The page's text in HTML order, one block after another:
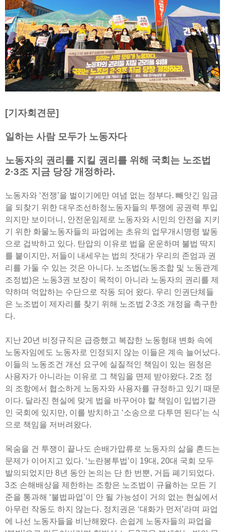
[기자회견문]
일하는 사람 모두가 노동자다
노동자의 권리를 지킬 권리를 위해 국회는 노조법
2·3조 지금 당장 개정하라.
노동자와 ‘전쟁’을 벌이기에만 여념 없는 정부다. 빼앗긴 임금
을 되찾기 위한 대우조선하청노동자들의 투쟁에 공권력 투입
의지만 보이더니, 안전운임제로 노동자와 시민의 안전을 지키
기 위한 화물노동자들의 파업에는 초유의 업무개시명령 발동
으로 겁박하고 있다. 탄압의 이유로 법을 운운하며 불법 딱지
를 붙이지만, 저들이 내세우는 법의 잣대가 우리의 존엄과 권
리를 가둘 수 있는 것은 아니다. 노조법(노동조합 및 노동관계
조정법)은 노동3권 보장이 목적이 아니라 노동자의 권리를 제
약하며 억압하는 수단으로 작동 되어 왔다. 우리 인권단체들
은 노조법이 제자리를 찾기 위해 노조법 2·3조 개정을 촉구한
다.
지난 20년 비정규직은 급증했고 복잡한 노동형태 변화 속에
노동자임에도 노동자로 인정되지 않는 이들은 계속 늘어났다.
이들의 노동조건 개선 요구에 실질적인 책임이 있는 원청은
사용자가 아니라는 이유로 그 책임을 면제 받아왔다. 2조 정
의 조항에서 협소하게 노동자와 사용자를 규정하고 있기 때문
이다. 달라진 현실에 맞게 법을 바꾸어야 할 책임이 입법기관
인 국회에 있지만, 이를 방치하고 ‘소송으로 다투면 된다’는 식
으로 책임을 저버려왔다.
목숨을 건 투쟁이 끝나도 손배가압류로 노동자의 삶을 흔드는
문제가 이어지고 있다. ‘노란봉투법’이 19대, 20대 국회 모두
발의되었지만 8년 동안 논의는 단 한 번뿐, 거듭 폐기되었다.
3조 손해배상을 제한하는 조항은 노조법이 규율하는 모든 기
준을 통과해 ‘불법파업’이 안 될 가능성이 거의 없는 현실에서
아무런 작동도 하지 않는다. 정치권은 ‘대화가 먼저’라며 파업
에 나선 노동자들을 비난해왔다. 손쉽게 노동자들의 파업을